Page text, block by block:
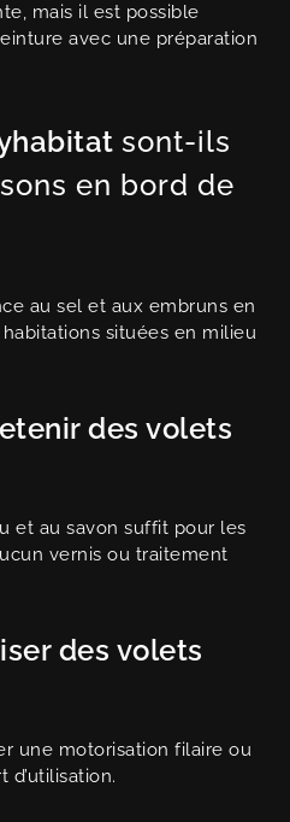
mais il est possible
avec une préparation
sont-ils
en bord de
au sel et aux embruns en
situées en milieu
des volets
et au savon suffit pour les
vernis ou traitement
des volets
une motorisation filaire ou